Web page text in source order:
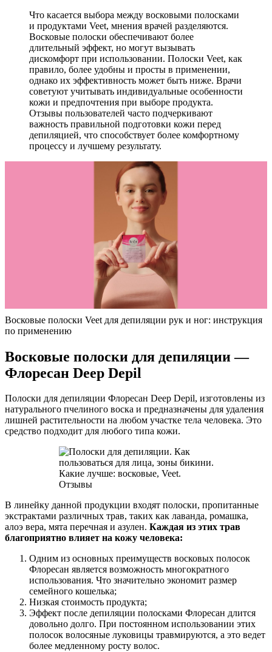
Что касается выбора между восковыми полосками
и продуктами Veet, мнения врачей разделяются.
Восковые полоски обеспечивают более
длительный эффект, но могут вызывать
дискомфорт при использовании. Полоски Veet, как
правило, более удобны и просты в применении,
однако их эффективность может быть ниже. Врачи
советуют учитывать индивидуальные особенности
кожи и предпочтения при выборе продукта.
Отзывы пользователей часто подчеркивают
важность правильной подготовки кожи перед
депиляцией, что способствует более комфортному
процессу и лучшему результату.
Восковые полоски Veet для депиляции рук и ног: инструкция
по применению
Восковые полоски для депиляции —
Флоресан Deep Depil
Полоски для депиляции Флоресан Deep Depil, изготовлены из
натурального пчелиного воска и предназначены для удаления
лишней растительности на любом участке тела человека. Это
средство подходит для любого типа кожи.
В линейку данной продукции входят полоски, пропитанные
экстрактами различных трав, таких как лаванда, ромашка,
алоэ вера, мята перечная и азулен. Каждая из этих трав
благоприятно влияет на кожу человека:
Одним из основных преимуществ восковых полосок
Флоресан является возможность многократного
использования. Что значительно экономит размер
семейного кошелька;
Низкая стоимость продукта;
Эффект после депиляции полосками Флоресан длится
довольно долго. При постоянном использовании этих
полосок волосяные луковицы травмируются, а это ведет
более медленному росту волос.